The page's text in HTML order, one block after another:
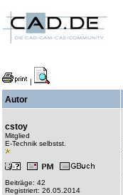
|
Autor
cstoy
Mitglied
E-Technik selbstst.
Beiträge: 42
Registriert: 26.05.2014